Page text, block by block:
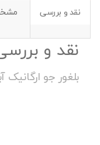
نقد و بررسی
نقد و
بلغور جو ارگانیک